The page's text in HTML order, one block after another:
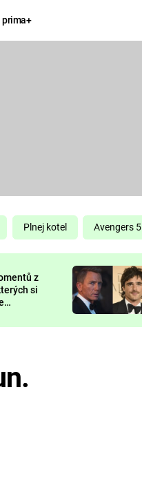
prima+
KOMEDIE
CHUCK
NORRIS
DEADPOOL
Plnej kotel Avengers 5
z
si